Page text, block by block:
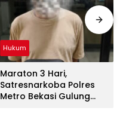
Hukum
Maraton 3 Hari,
Satresnarkoba Polres
Metro Bekasi Gulung